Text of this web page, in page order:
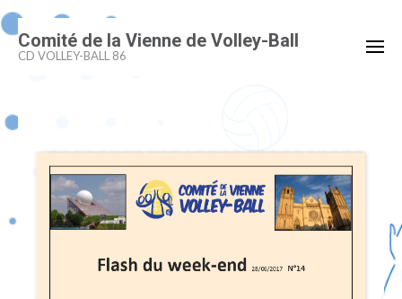
Aller
au
Entrée)
Comité de la Vienne de Volley-Ball
CD VOLLEY-BALL 86